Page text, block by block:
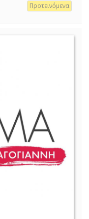
Προτεινόμενα